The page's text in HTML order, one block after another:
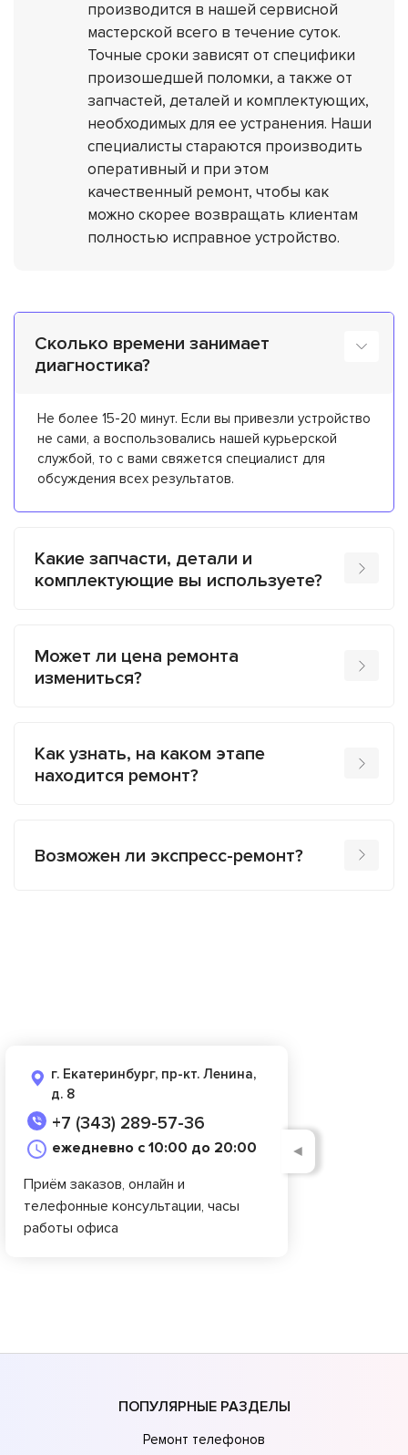
производится в нашей сервисной
мастерской всего в течение суток.
Точные сроки зависят от специфики
произошедшей поломки, а также от
запчастей, деталей и комплектующих,
необходимых для ее устранения. Наши
специалисты стараются производить
оперативный и при этом
качественный ремонт, чтобы как
можно скорее возвращать клиентам
полностью исправное устройство.
Сколько времени занимает
диагностика?
Не более 15-20 минут. Если вы привезли устройство
не сами, а воспользовались нашей курьерской
службой, то с вами свяжется специалист для
обсуждения всех результатов.
Какие запчасти, детали и
комплектующие вы используете?
Может ли цена ремонта
измениться?
Как узнать, на каком этапе
находится ремонт?
Возможен ли экспресс-ремонт?
г. Екатеринбург, пр-кт. Ленина,
д. 8
+7 (343) 289-57-36
ежедневно с 10:00 до 20:00
Приём заказов, онлайн и
телефонные консультации, часы
работы офиса
◄
ПОПУЛЯРНЫЕ РАЗДЕЛЫ
Ремонт телефонов